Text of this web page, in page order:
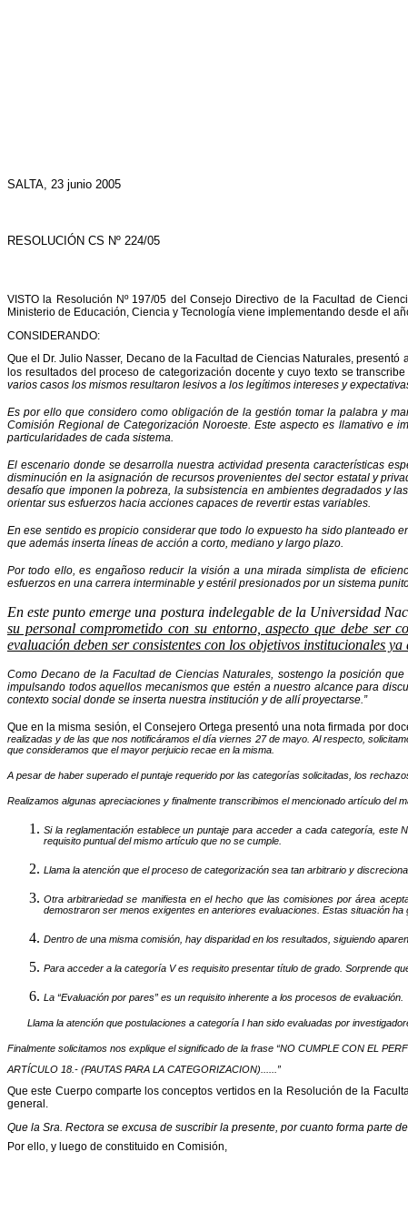
SALTA, 23 junio 2005
RESOLUCIÓN CS Nº 224/05
VISTO la Resolución Nº 197/05 del Consejo Directivo de la Facultad de
Ministerio de Educación, Ciencia y Tecnología viene implementando desde el
CONSIDERANDO:
Que el Dr. Julio Nasser, Decano de la Facultad de Ciencias Naturales,
los resultados del proceso de categorización docente y cuyo texto se
varios casos los mismos resultaron lesivos a los legítimos intereses y
Es por ello que considero como obligación de la gestión tomar la palabra y
Comisión Regional de Categorización Noroeste. Este aspecto es llamativo e
particularidades de cada sistema.
El escenario donde se desarrolla nuestra actividad presenta características
disminución en la asignación de recursos provenientes del sector estatal y
desafío que imponen la pobreza, la subsistencia en ambientes degradados y
orientar sus esfuerzos hacia acciones capaces de revertir estas variables.
En ese sentido es propicio considerar que todo lo expuesto ha sido planteado
que además inserta líneas de acción a corto, mediano y largo plazo.
Por todo ello, es engañoso reducir la visión a una mirada simplista de
esfuerzos en una carrera interminable y estéril presionados por un sistema
En este punto emerge una postura indelegable de la Universidad
su personal comprometido con su entorno, aspecto que debe ser
evaluación deben ser consistentes con los objetivos institucionales
Como Decano de la Facultad de Ciencias Naturales, sostengo la posición
impulsando todos aquellos mecanismos que estén a nuestro alcance para
contexto social donde se inserta nuestra institución y de allí proyectarse.”
Que en la misma sesión, el Consejero Ortega presentó una nota firmada por
realizadas y de las que nos notificáramos el día viernes 27 de mayo. Al respecto,
que consideramos que el mayor perjuicio recae en la misma.
A pesar de haber superado el puntaje requerido por las categorías solicitadas, los
Realizamos algunas apreciaciones y finalmente transcribimos el mencionado artículo del
Si la reglamentación establece un puntaje para acceder a cada categoría, este
requisito puntual del mismo artículo que no se cumple.
Llama la atención que el proceso de categorización sea tan arbitrario y
Otra arbitrariedad se manifiesta en el hecho que las comisiones por área
demostraron ser menos exigentes en anteriores evaluaciones. Estas situación ha
Dentro de una misma comisión, hay disparidad en los resultados, siguiendo
Para acceder a la categoría V es requisito presentar título de grado. Sorprende
La “Evaluación por pares” es un requisito inherente a los procesos de evaluación.
Llama la atención que postulaciones a categoría I han sido evaluadas por
Finalmente solicitamos nos explique el significado de la frase “NO CUMPLE CON EL
ARTÍCULO 18.- (PAUTAS PARA LA CATEGORIZACION)......”
Que este Cuerpo comparte los conceptos vertidos en la Resolución de la
general.
Que la Sra. Rectora se excusa de suscribir la presente, por cuanto forma parte
Por ello, y luego de constituido en Comisión,